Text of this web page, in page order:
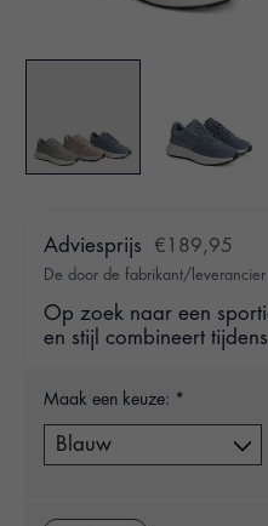
Adviesprijs €189,95
De door de fabrikant/
Op zoek naar een
en stijl combineert
Maak een keuze: *